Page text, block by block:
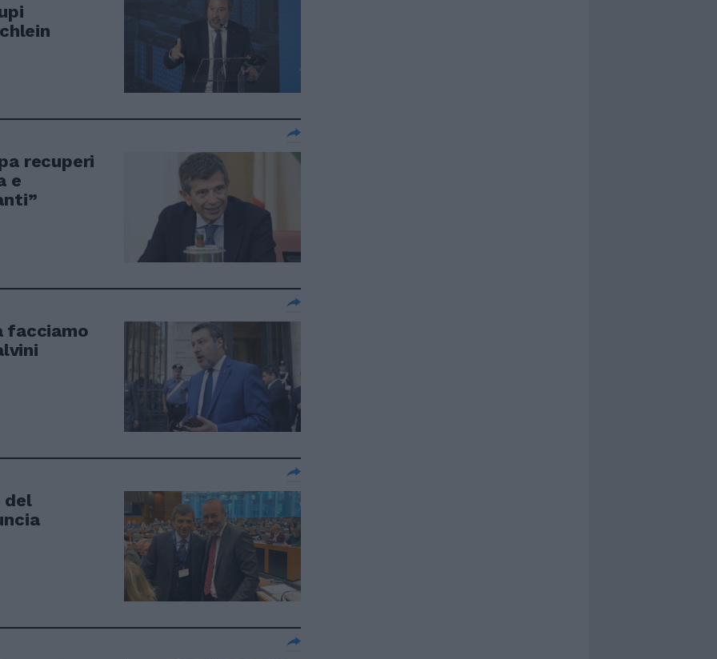
recuperi
e
facciamo
del